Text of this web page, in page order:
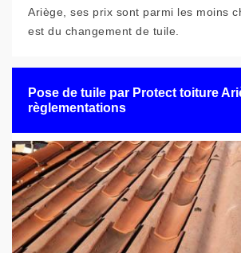
Ariège, ses prix sont parmi les moins
est du changement de tuile.
Pose de tuile par Protect toiture
règlementations